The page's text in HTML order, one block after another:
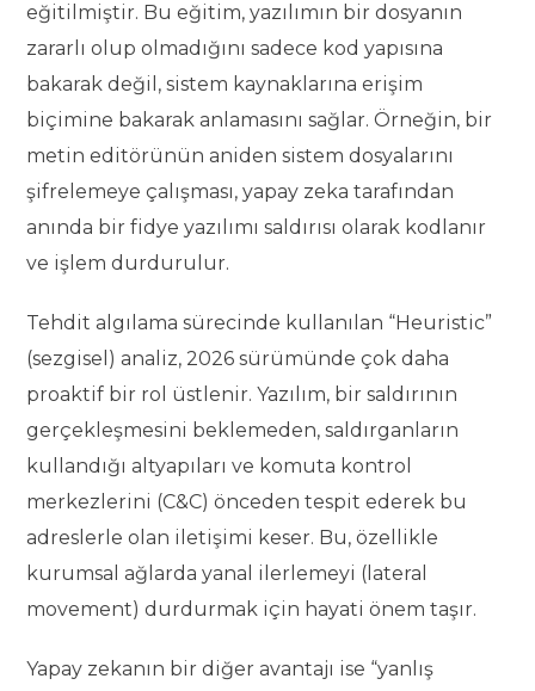
eğitilmiştir. Bu eğitim, yazılımın bir dosyanın
zararlı olup olmadığını sadece kod yapısına
bakarak değil, sistem kaynaklarına erişim
biçimine bakarak anlamasını sağlar. Örneğin, bir
metin editörünün aniden sistem dosyalarını
şifrelemeye çalışması, yapay zeka tarafından
anında bir fidye yazılımı saldırısı olarak kodlanır
ve işlem durdurulur.
Tehdit algılama sürecinde kullanılan “Heuristic”
(sezgisel) analiz, 2026 sürümünde çok daha
proaktif bir rol üstlenir. Yazılım, bir saldırının
gerçekleşmesini beklemeden, saldırganların
kullandığı altyapıları ve komuta kontrol
merkezlerini (C&C) önceden tespit ederek bu
adreslerle olan iletişimi keser. Bu, özellikle
kurumsal ağlarda yanal ilerlemeyi (lateral
movement) durdurmak için hayati önem taşır.
Yapay zekanın bir diğer avantajı ise “yanlış